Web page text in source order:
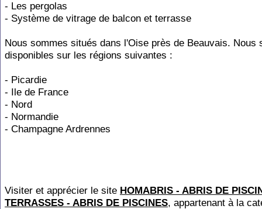
- Les pergolas
- Système de vitrage de balcon et terrasse
Nous sommes situés dans l'Oise près de Beauvais. Nous
disponibles sur les régions suivantes :
- Picardie
- Ile de France
- Nord
- Normandie
- Champagne Ardrennes
Visiter et apprécier le site HOMABRIS - ABRIS DE
TERRASSES - ABRIS DE PISCINES, appartenant à la